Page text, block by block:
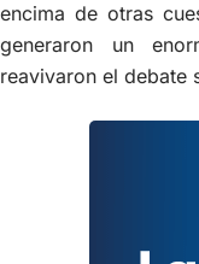
encima de otras
generaron un
reavivaron el debate